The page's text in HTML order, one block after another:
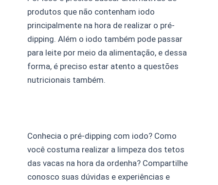
produtos que não contenham iodo
principalmente na hora de realizar o pré-
dipping. Além o iodo também pode passar
para leite por meio da alimentação, e dessa
forma, é preciso estar atento a questões
nutricionais também.
Conhecia o pré-dipping com iodo? Como
você costuma realizar a limpeza dos tetos
das vacas na hora da ordenha? Compartilhe
conosco suas dúvidas e experiências e